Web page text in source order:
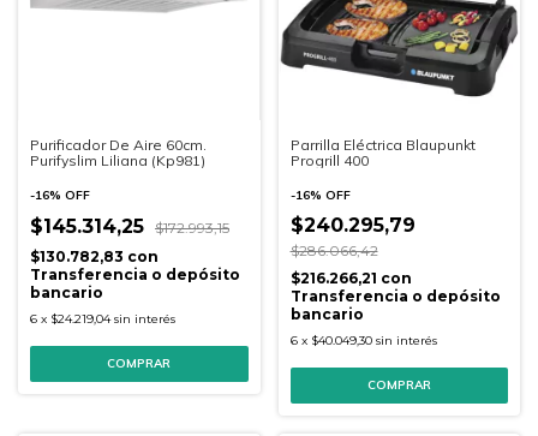
Purificador De Aire 60cm.
Purifyslim Liliana (Kp981)
-16% OFF
$145.314,25 $172.993,15
$130.782,83 con
Transferencia o depósito
bancario
6 x $24.219,04 sin interés
Parrilla Eléctrica Blaupunkt
Progrill 400
-16% OFF
$240.295,79
$286.066,42
$216.266,21 con
Transferencia o depósito
bancario
6 x $40.049,30 sin interés